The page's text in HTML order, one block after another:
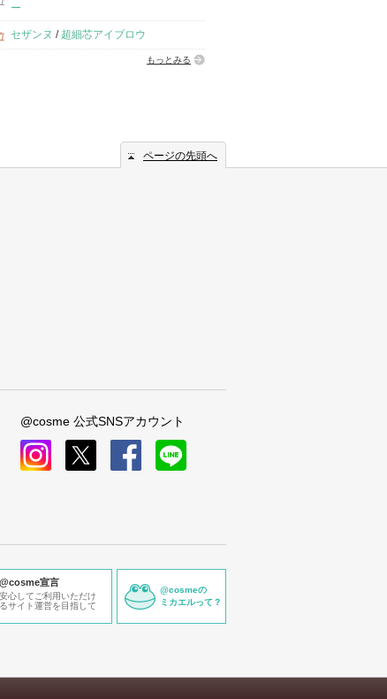
ー
セザンヌ / 超細芯アイブロウ
もっとみる
ページの先頭へ
@cosme 公式SNSアカウント
@cosme宣言
安心してご利用いただけ
るサイト運営を目指して
@cosmeの
ミカエルって？